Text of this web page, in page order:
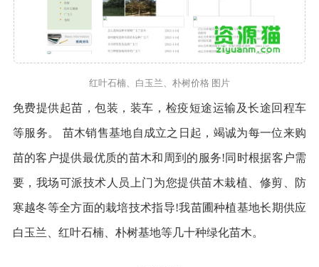
红叶石楠、白玉兰、朴树价格 图片
免费提供起苗，包装，装车，检疫短途运输及长途回程车
等服务。 苗木销售基地自成立之日起，竭诚为每一位来购
苗的客户提供最优质的苗木和周到的服务!同时根据客户需
要，我场可派技术人员上门为您提供苗木栽植、修剪、防
寒越冬等全方面的栽培技术指导!我苗圃种植基地长期供应
白玉兰、红叶石楠、朴树基地等几十种绿化苗木。